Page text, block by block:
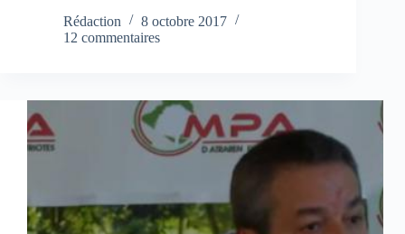
Rédaction
8 octobre 2017
12 commentaires